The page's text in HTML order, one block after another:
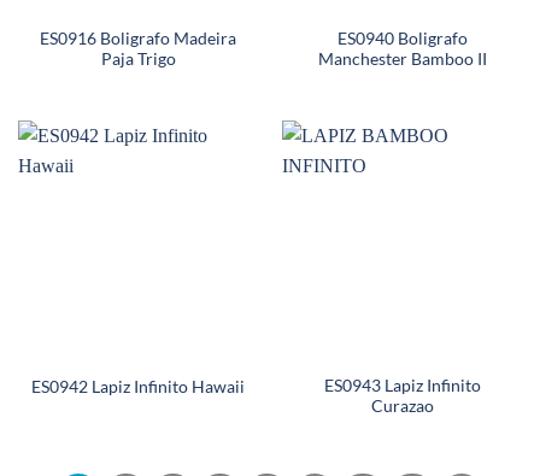
ES0916 Boligrafo Madeira
Paja Trigo
ES0940 Boligrafo
Manchester Bamboo II
ES0942 Lapiz Infinito Hawaii
ES0943 Lapiz Infinito
Curazao